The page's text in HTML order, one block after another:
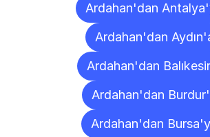
Ardahan'dan
Ardahan'dan
Ardahan'dan
Ardahan'dan
Ardahan'dan